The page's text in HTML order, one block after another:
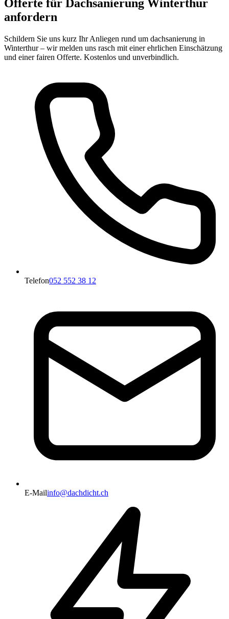
Offerte für Dachsanierung Winterthur
anfordern
Schildern Sie uns kurz Ihr Anliegen rund um dachsanierung in
Winterthur – wir melden uns rasch mit einer ehrlichen Einschätzung
und einer fairen Offerte. Kostenlos und unverbindlich.
Telefon052 552 38 12
E-Mailinfo@dachdicht.ch